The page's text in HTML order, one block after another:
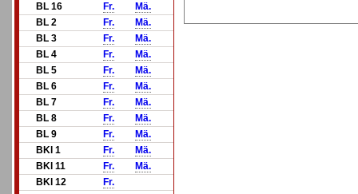
BL 16
Fr.
Mä.
BL 2
Fr.
Mä.
BL 3
Fr.
Mä.
BL 4
Fr.
Mä.
BL 5
Fr.
Mä.
BL 6
Fr.
Mä.
BL 7
Fr.
Mä.
BL 8
Fr.
Mä.
BL 9
Fr.
Mä.
BKl 1
Fr.
Mä.
BKl 11
Fr.
Mä.
BKl 12
Fr.